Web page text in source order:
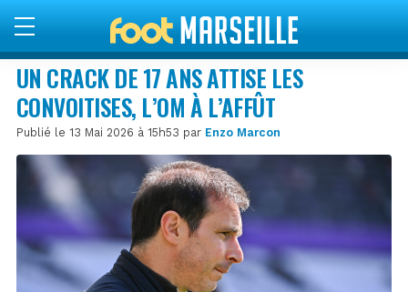
UN CRACK DE 17 ANS ATTISE LES
CONVOITISES, L’OM À L’AFFÛT
Publié le 13 Mai 2026 à 15h53 par Enzo Marcon